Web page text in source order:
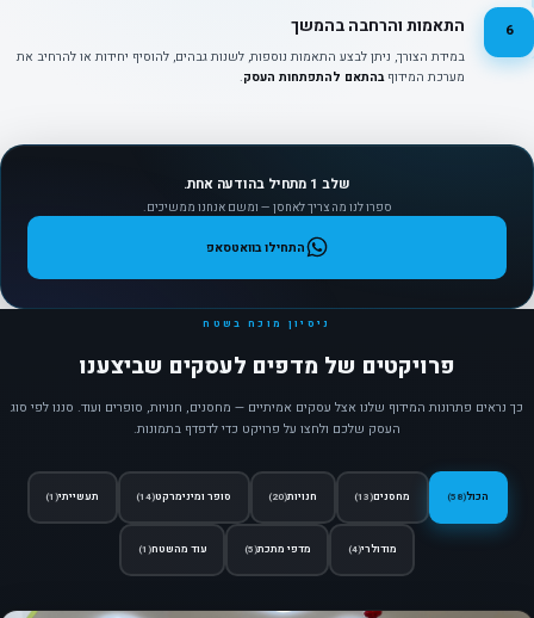
6 התאמות והרחבה בהמשך
במידת הצורך, ניתן לבצע התאמות נוספות, לשנות גבהים, להוסיף יחידות או להרחיב את
מערכת המידוףבהתאם להתפתחות העסק.
שלב 1 מתחיל בהודעה אחת.
ספרו לנו מה צריך לאחסן — ומשם אנחנו ממשיכים.
התחילו בוואטסאפ
ניסיון מוכח בשטח
פרויקטים של מדפים לעסקים שביצענו
כך נראים פתרונות המידוף שלנו אצל עסקים אמיתיים — מחסנים, חנויות, סופרים ועוד. סננו לפי סוג
העסק שלכם ולחצו על פרויקט כדי לדפדף בתמונות.
הכול(58) מחסנים(13) חנויות(20) סופר ומינימרקט(14) תעשייתי(1)
מודולרי(4) מדפי מתכת(5) עוד מהשטח(1)